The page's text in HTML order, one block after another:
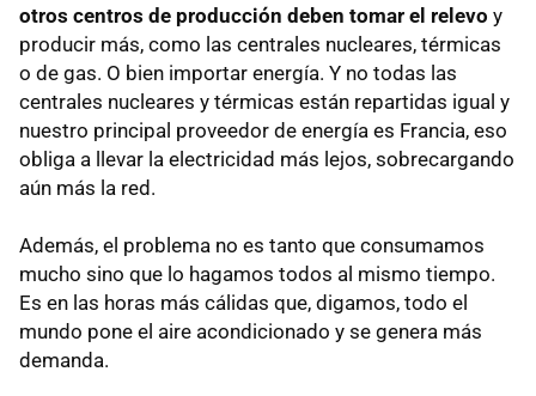
otros centros de producción deben tomar el relevo y
producir más, como las centrales nucleares, térmicas
o de gas. O bien importar energía. Y no todas las
centrales nucleares y térmicas están repartidas igual y
nuestro principal proveedor de energía es Francia, eso
obliga a llevar la electricidad más lejos, sobrecargando
aún más la red.
Además, el problema no es tanto que consumamos
mucho sino que lo hagamos todos al mismo tiempo.
Es en las horas más cálidas que, digamos, todo el
mundo pone el aire acondicionado y se genera más
demanda.